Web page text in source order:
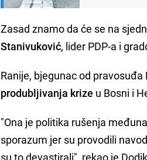
Zasad znamo da će se na
Stanivuković, lider PDP-a i
Ranije, bjegunac od pravosuđa
produbljivanja krize u Bosni i
"Ona je politika rušenja
sporazum jer su provodili
su to devastirali", rekao je